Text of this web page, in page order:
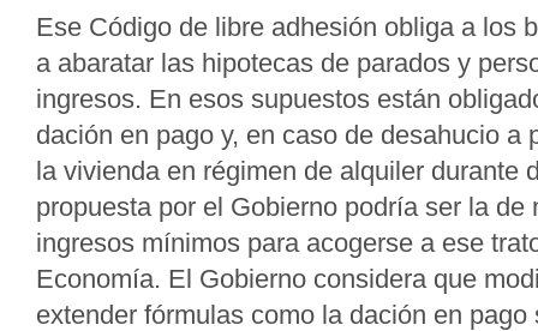
Ese Código de libre adhesión obliga a los
a abaratar las hipotecas de parados y
ingresos. En esos supuestos están
dación en pago y, en caso de desahucio a
la vivienda en régimen de alquiler durante
propuesta por el Gobierno podría ser la de
ingresos mínimos para acogerse a ese
Economía. El Gobierno considera que
extender fórmulas como la dación en pago